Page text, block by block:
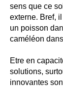
sens que ce
externe. Bref,
un poisson
caméléon
Etre en
solutions,
innovantes